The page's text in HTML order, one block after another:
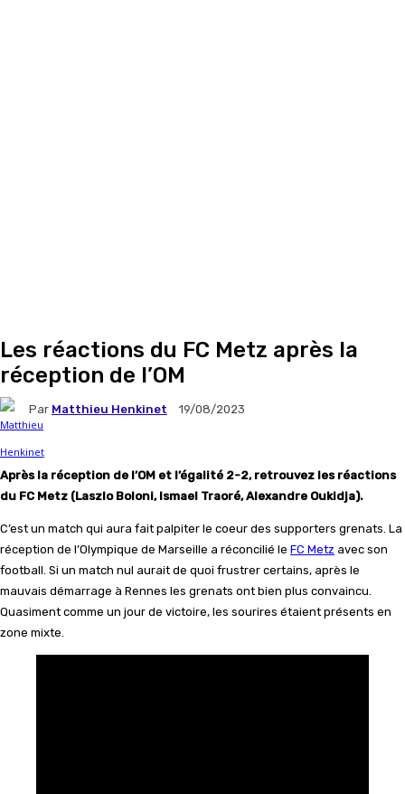
Les réactions du FC Metz après la
réception de l’OM
Par Matthieu Henkinet 19/08/2023
Après la réception de l’OM et l’égalité 2-2, retrouvez les réactions
du FC Metz (Laszlo Boloni, Ismael Traoré, Alexandre Oukidja).
C’est un match qui aura fait palpiter le coeur des supporters grenats. La
réception de l’Olympique de Marseille a réconcilié le FC Metz avec son
football. Si un match nul aurait de quoi frustrer certains, après le
mauvais démarrage à Rennes les grenats ont bien plus convaincu.
Quasiment comme un jour de victoire, les sourires étaient présents en
zone mixte.